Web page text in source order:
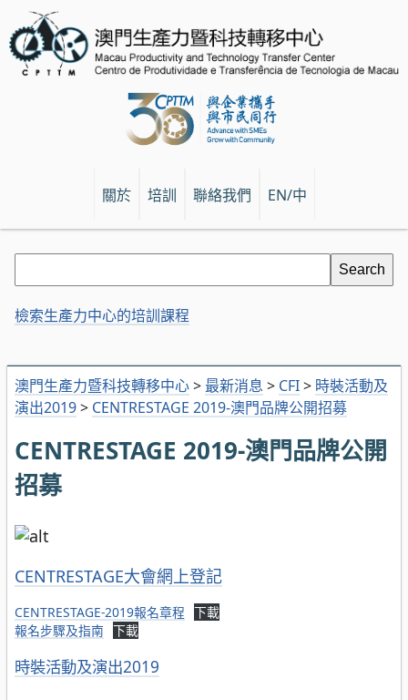
關於 培訓 聯絡我們 EN/中
澳門生產力暨科技轉移中心> 最新消息 > CFI> 時裝活動及
演出2019> CENTRESTAGE 2019-澳門品牌公開招募
CENTRESTAGE 2019-澳門品牌公開
招募
CENTRESTAGE大會網上登記
CENTRESTAGE-2019報名章程
下載
報名步驟及指南
下載
分
時裝活動及演出2019
檢索生產力中心的培訓課程